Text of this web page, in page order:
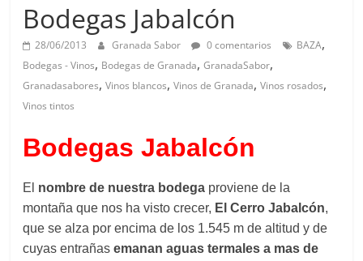
Bodegas Jabalcón
28/06/2013 Granada Sabor 0 comentarios BAZA,
Bodegas - Vinos, Bodegas de Granada,GranadaSabor,
Granadasabores,Vinos blancos,Vinos de Granada,Vinos rosados,
Vinos tintos
Bodegas Jabalcón
El nombre de nuestra bodega proviene de la
montaña que nos ha visto crecer, El Cerro Jabalcón,
que se alza por encima de los 1.545 m de altitud y de
cuyas entrañasemanan aguas termales a mas de